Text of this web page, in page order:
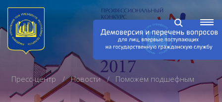
Пресс-центр Новости Поможем подшефным